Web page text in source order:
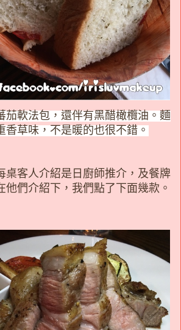
茄軟法包，還伴有黑醋橄欖油。麵
香草味，不是暖的也很不錯。
桌客人介紹是日廚師推介，及餐牌
他們介紹下，我們點了下面幾款。